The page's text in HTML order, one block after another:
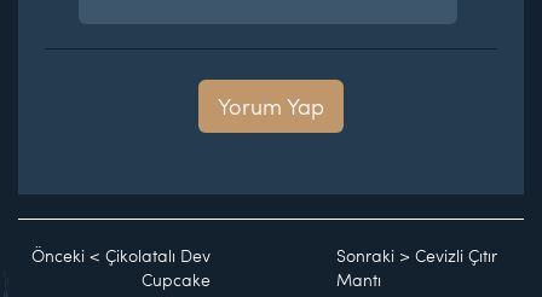
Yorum Yap
Önceki < Çikolatalı Dev
Cupcake
Sonraki >Cevizli Çıtır
Mantı